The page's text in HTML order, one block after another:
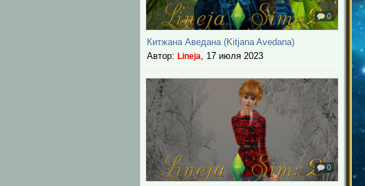
0
Китжана Аведана (Kitjana Avedana)
Автор: Lineja 17 июля 2023
0